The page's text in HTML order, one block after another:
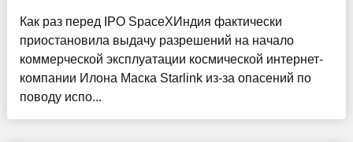
Как раз перед IPO SpaceXИндия фактически
приостановила выдачу разрешений на начало
коммерческой эксплуатации космической интернет-
компании Илона Маска Starlink из-за опасений по
поводу испо...